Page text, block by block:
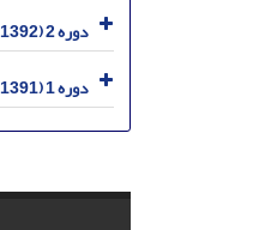
دوره 2 (1392)
دوره 1 (1391)